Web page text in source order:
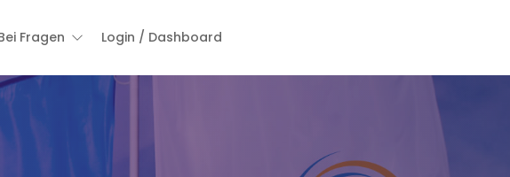
Fragen Login / Dashboard